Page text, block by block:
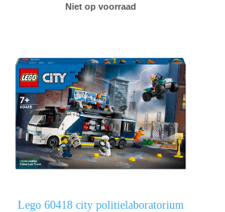
Niet op voorraad
Lego 60418 city politielaboratorium